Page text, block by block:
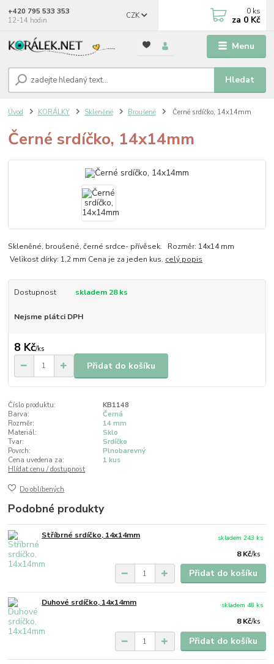
Menu
CZK
Hledat
+420 795 533 353
12-14 hodin
0 ks
za 0 Kč
Úvod KORÁLKY Skleněné Broušené Černé srdíčko, 14x14mm
Černé srdíčko, 14x14mm
Skleněné, broušené, černé srdce- přívěsek. Rozměr: 14x14 mm
Velikost dírky: 1,2 mm Cena je za jeden kus. celý popis
Dostupnost skladem 28 ks
Nejsme plátci DPH
8 Kč/ks
Přidat do košíku
Číslo produktu:
KB1148
Barva:
Černá
Rozměr:
14 mm
Materiál:
Sklo
Tvar:
Srdíčko
Povrch:
Plnobarevný
Cena uvedena za:
1 kus
Hlídat cenu / dostupnost
Do oblíbených
Podobné produkty
Stříbrné srdíčko, 14x14mm
8 Kč/ks
skladem 243 ks
Přidat do košíku
Duhové srdíčko, 14x14mm
8 Kč/ks
skladem 48 ks
Přidat do košíku